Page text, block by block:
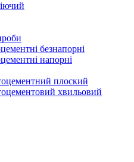
безнапорні
напорні
плоский
хвильовий